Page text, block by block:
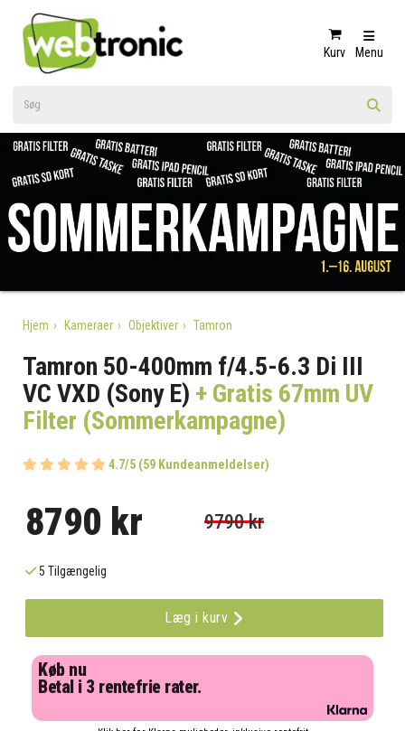
Kurv Menu
Hjem Kameraer Objektiver Tamron
Tamron 50-400mm f/4.5-6.3 Di III
VC VXD (Sony E) + Gratis 67mm UV
Filter (Sommerkampagne)
4.7/5 (59 Kundeanmeldelser)
8790 kr 9790 kr
5 Tilgængelig
Læg i kurv
Køb nu
Betal i 3 rentefrie rater.